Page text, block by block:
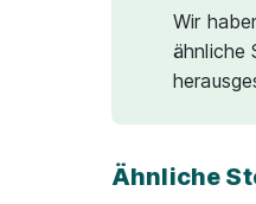
Wir
ähnliche
Ähnliche